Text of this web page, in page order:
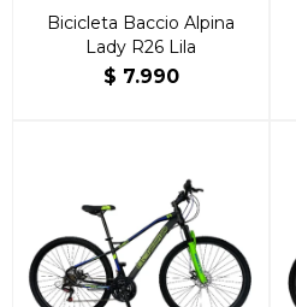
Bicicleta Baccio Alpina
Lady R26 Lila
$ 7.990